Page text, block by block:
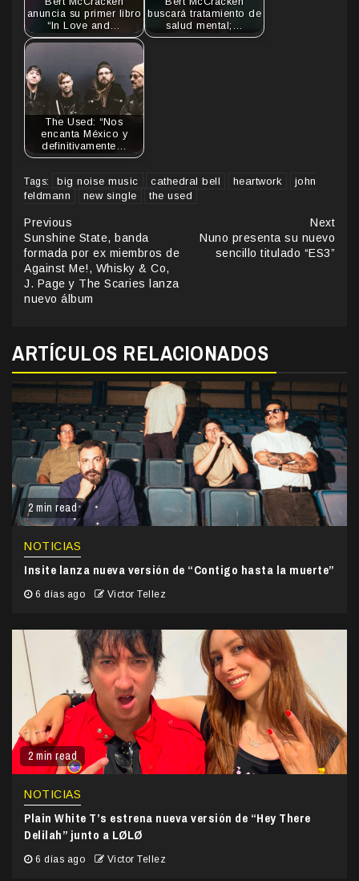
anuncia su primer libro
“In Love and…
buscará tratamiento de
salud mental;…
The Used: “Nos
encanta México y
definitivamente…
Tags: big noise music cathedral bell heartwork
john
feldmann
new single the used
Continue
Reading
Previous
Sunshine State, banda
formada por ex miembros de
Against Me!, Whisky & Co,
J. Page y The Scaries lanza
nuevo álbum
Next
Nuno presenta su nuevo
sencillo titulado “ES3”
ARTÍCULOS RELACIONADOS
2 min read
NOTICIAS
Insite lanza nueva versión de “Contigo hasta la muerte”
6 días ago Victor Tellez
2 min read
NOTICIAS
Plain White T’s estrena nueva versión de “Hey There
Delilah” junto a LØLØ
6 días ago Victor Tellez